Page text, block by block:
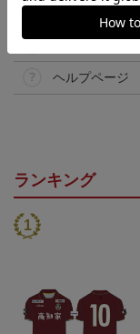
ヘルプページ
ランキング